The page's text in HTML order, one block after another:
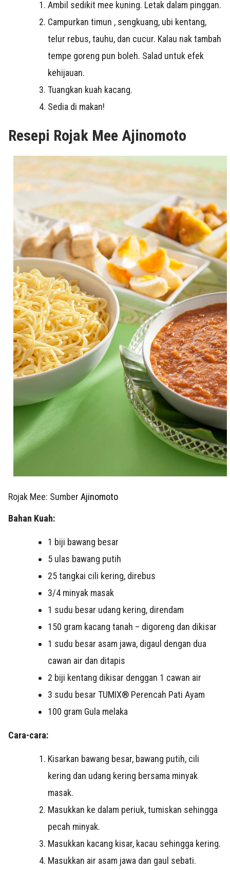
Ambil sedikit mee kuning. Letak dalam pinggan.
Campurkan timun , sengkuang, ubi kentang,
telur rebus, tauhu, dan cucur. Kalau nak tambah
tempe goreng pun boleh. Salad untuk efek
kehijauan.
Tuangkan kuah kacang.
Sedia di makan!
Resepi Rojak Mee Ajinomoto
Rojak Mee: Sumber Ajinomoto
Bahan Kuah:
1 biji bawang besar
5 ulas bawang putih
25 tangkai cili kering, direbus
3/4 minyak masak
1 sudu besar udang kering, direndam
150 gram kacang tanah – digoreng dan dikisar
1 sudu besar asam jawa, digaul dengan dua
cawan air dan ditapis
2 biji kentang dikisar denggan 1 cawan air
3 sudu besar TUMIX® Perencah Pati Ayam
100 gram Gula melaka
Cara-cara:
Kisarkan bawang besar, bawang putih, cili
kering dan udang kering bersama minyak
masak.
Masukkan ke dalam periuk, tumiskan sehingga
pecah minyak.
Masukkan kacang kisar, kacau sehingga kering.
Masukkan air asam jawa dan gaul sebati.